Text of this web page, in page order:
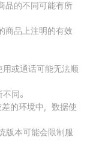
品的不同可能有所
商品上注明的有效
用或通话可能无法顺
同。
的环境中，数据使
版本可能会限制服